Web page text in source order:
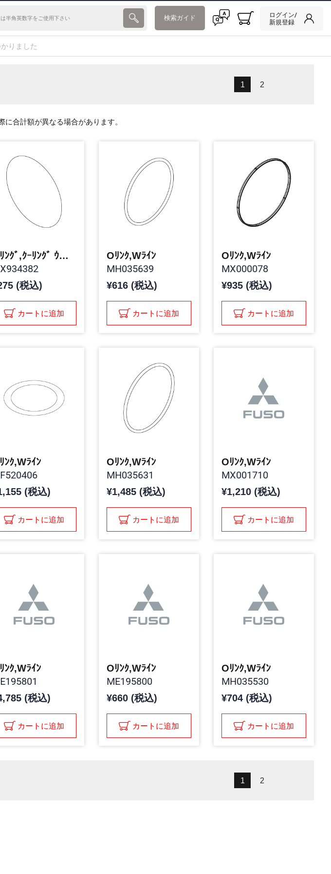
検索ガイド
ログイン/
新規登録
りました
1 2
合計額が異なる場合があります。
Oﾘﾝｸﾞ,ｸｰﾘﾝｸﾞ ｳｫｰﾀ ﾗｲﾝ
(税込)
カートに追加
Oﾘﾝｸ,Wﾗｲﾝ
MH035639
¥616 (税込)
カートに追加
Oﾘﾝｸ,Wﾗｲﾝ
MX000078
¥935 (税込)
カートに追加
ﾝｸ,Wﾗｲﾝ
(税込)
カートに追加
Oﾘﾝｸ,Wﾗｲﾝ
MH035631
¥1,485 (税込)
カートに追加
Oﾘﾝｸ,Wﾗｲﾝ
MX001710
¥1,210 (税込)
カートに追加
ﾝｸ,Wﾗｲﾝ
(税込)
カートに追加
Oﾘﾝｸ,Wﾗｲﾝ
ME195800
¥660 (税込)
カートに追加
Oﾘﾝｸ,Wﾗｲﾝ
MH035530
¥704 (税込)
カートに追加
1 2